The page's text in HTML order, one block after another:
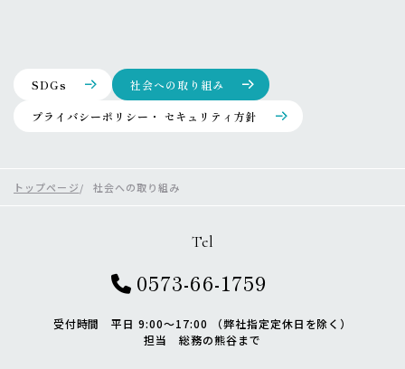
SDGs 社会への取り組み
プライバシーポリシー・ セキュリティ方針
トップページ 社会への取り組み
Tel
0573-66-1759
受付時間 平日 9:00〜17:00 （弊社指定定休日を除く）
担当 総務の熊谷まで